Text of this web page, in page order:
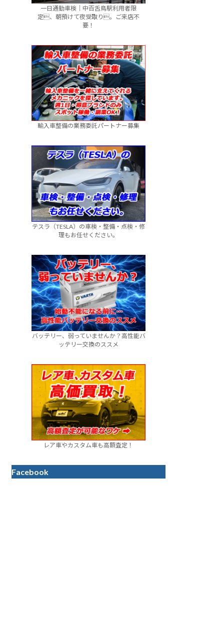
一日通勤車検｜中百舌鳥駅利用者限
定、朝預けて夜受取り。ご来店不
要！
輸入車整備の業務委託パートナー募集
テスラ（TESLA）の車検・整備・点検・修
理もお任せください。
バッテリー、弱っていませんか？高性能バ
ッテリー交換のススメ
レア車やカスタム車も高額査定！
Facebook